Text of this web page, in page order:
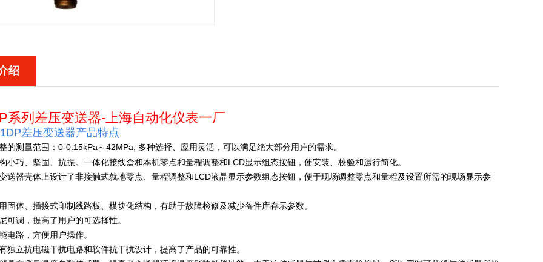
绍
系列差压变送器-上海自动化仪表一厂
差压变送器产品特点
的测量范围：0-0.15kPa～42MPa, 多种选择、应用灵活，可以满足绝大部分用户的需求。
小巧、坚固、抗振。一体化接线盒和本机零点和量程调整和LCD显示组态按钮，使安装、校验和运行简化。
送器壳体上设计了非接触式就地零点、量程调整和LCD液晶显示参数组态按钮，便于现场调整零点和量程及设置所需的现场显示参
固体、插接式印制线路板、模块化结构，有助于故障检修及减少备件库存示参数。
可调，提高了用户的可选择性。
电路，方便用户操作。
独立抗电磁干扰电路和软件抗干扰设计，提高了产品的可靠性。